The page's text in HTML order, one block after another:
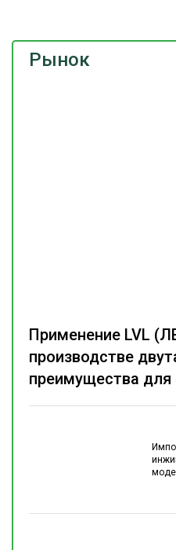
Рынок
Применение LVL
производстве
преимущества для